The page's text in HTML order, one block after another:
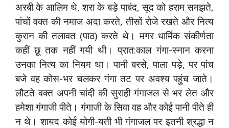
अरबी के आलिम थे, शरा के बड़े पाबंद, सूद को हराम समझते,
पांचों वक्त की नमाज अदा करते, तीसों रोजे रखते और नित्य
कुरान की तलावत (पाठ) करते थे। मगर धार्मिक संकीर्णता
कहीं छू तक नहीं गयी थी। प्रात:काल गंगा-स्नान करना
उनका नित्य का नियम था। पानी बरसे, पाला पड़े, पर पांच
बजे वह कोस-भर चलकर गंगा तट पर अवश्य पहुंच जाते।
लौटते वक्त अपनी चांदी की सुराही गंगाजल से भर लेत और
हमेशा गंगाजी पीते। गंगाजी के सिवा वह और कोई पानी पीते ही
न थे। शायद कोई योगी-यती भी गंगाजल पर इतनी श्रद्धा न